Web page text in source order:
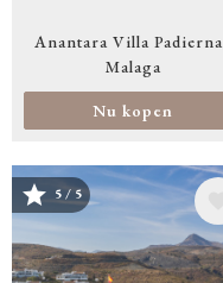
Anantara Villa Padierna
Malaga
Nu kopen
Afbeelding
5 / 5